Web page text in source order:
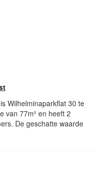
Wilhelminaparkflat 30 te
van 77m² en heeft 2
De geschatte waarde